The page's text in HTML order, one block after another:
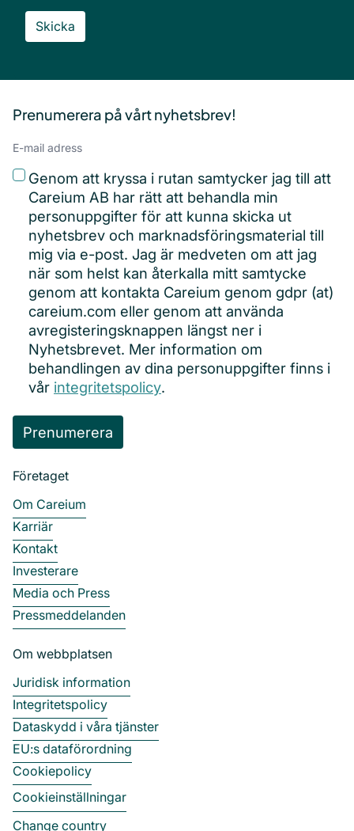
Företaget
Om Careium
Karriär
Kontakt
Investerare
Media och Press
Pressmeddelanden
Om webbplatsen
Juridisk information
Integritetspolicy
Dataskydd i våra tjänster
EU:s dataförordning
Cookiepolicy
Cookieinställningar
Change country
Prenumerera på vårt nyhetsbrev!
Email
adress
Privacy(Obligatoriskt)
Genom att kryssa i rutan samtycker jag till att
Careium AB har rätt att behandla min
personuppgifter för att kunna skicka ut
nyhetsbrev och marknadsföringsmaterial till
mig via e-post. Jag är medveten om att jag
när som helst kan återkalla mitt samtycke
genom att kontakta Careium genom gdpr (at)
careium.com eller genom att använda
avregisteringsknappen längst ner i
Nyhetsbrevet. Mer information om
behandlingen av dina personuppgifter finns i
vår integritetspolicy.